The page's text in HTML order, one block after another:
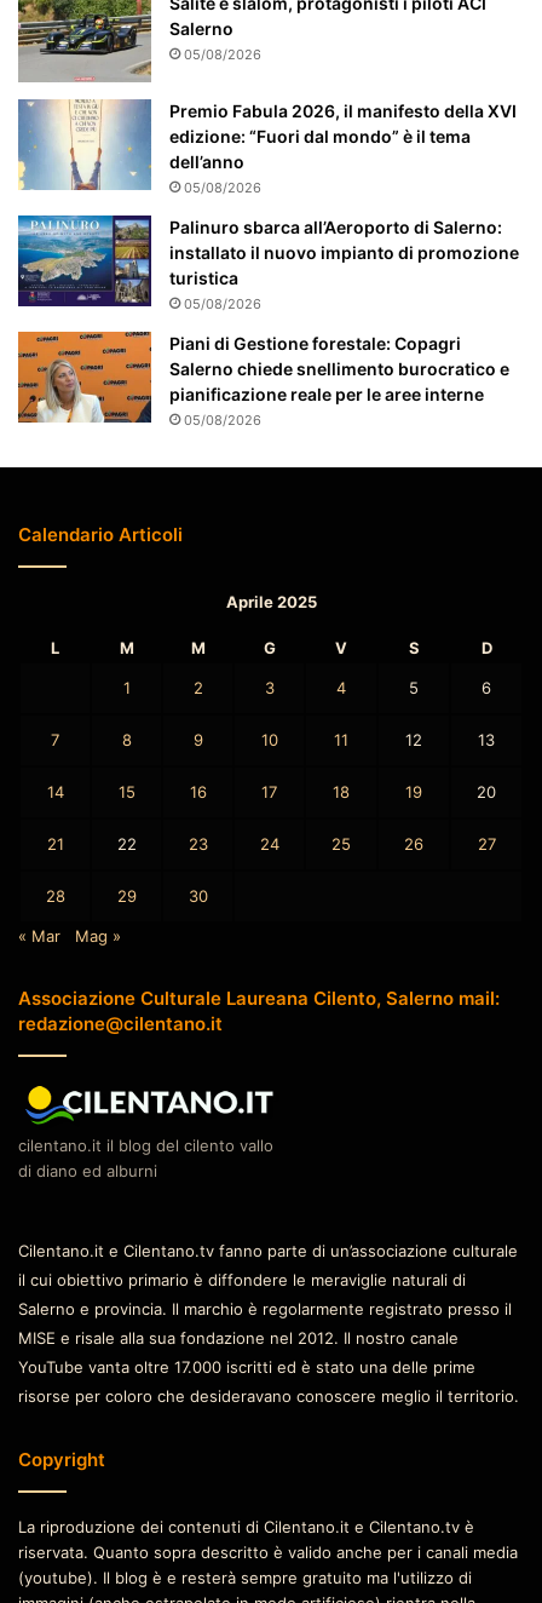
e
a
t
z
o
n
a
t
o
Salerno
05/08/2026
Premio Fabula 2026, il manifesto della XVI
edizione: “Fuori dal mondo” è il tema
dell’anno
05/08/2026
Palinuro sbarca all’Aeroporto di Salerno:
installato il nuovo impianto di promozione
turistica
05/08/2026
Piani di Gestione forestale: Copagri
Salerno chiede snellimento burocratico e
pianificazione reale per le aree interne
05/08/2026
Calendario Articoli
Aprile 2025
L M M G V S D
1 2 3 4 5 6
7 8 9 10 11 12 13
14 15 16 17 18 19 20
21 22 23 24 25 26 27
28 29 30
« Mar Mag »
Associazione Culturale Laureana Cilento, Salerno mail:
redazione@cilentano.it
cilentano.it il blog del cilento vallo
di diano ed alburni
Cilentano.it e Cilentano.tv fanno parte di un’associazione culturale
il cui obiettivo primario è diffondere le meraviglie naturali di
Salerno e provincia. Il marchio è regolarmente registrato presso il
MISE e risale alla sua fondazione nel 2012. Il nostro canale
YouTube vanta oltre 17.000 iscritti ed è stato una delle prime
risorse per coloro che desideravano conoscere meglio il territorio.
Copyright
La riproduzione dei contenuti di Cilentano.it e Cilentano.tv è
riservata. Quanto sopra descritto è valido anche per i canali media
(youtube). Il blog è e resterà sempre gratuito ma l'utilizzo di